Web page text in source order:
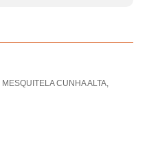
CUNHA ALTA,